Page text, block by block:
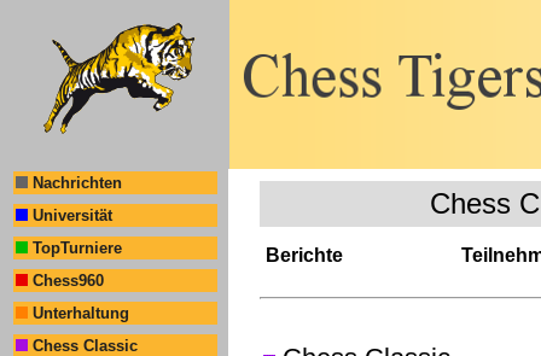
Nachrichten
Universität
TopTurniere
Chess960
Unterhaltung
Chess Classic
Chess
Berichte